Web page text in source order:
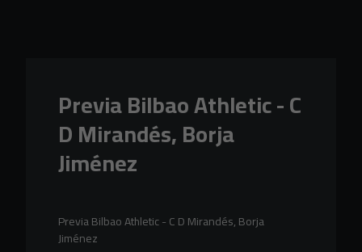
Previa Bilbao Athletic - C
D Mirandés, Borja
Jiménez
Previa Bilbao Athletic - C D Mirandés, Borja
Jiménez